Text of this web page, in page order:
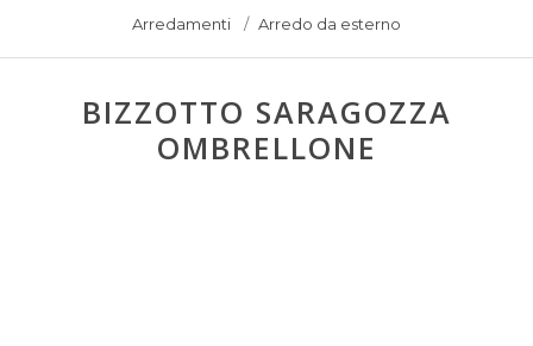
Arredamenti Arredo da esterno
BIZZOTTO SARAGOZZA
OMBRELLONE